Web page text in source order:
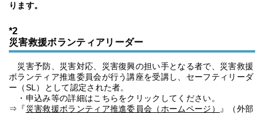
ります。
*2
災害救援ボランティアリーダー
災害予防、災害対応、災害復興の担い手となる者で、災害救援
ボランティア推進委員会が行う講座を受講し、セーフティリーダ
ー（SL）として認定された者。
・申込み等の詳細はこちらをクリックしてください。
⇒『災害救援ボランティア推進委員会（ホームページ）
』（外部